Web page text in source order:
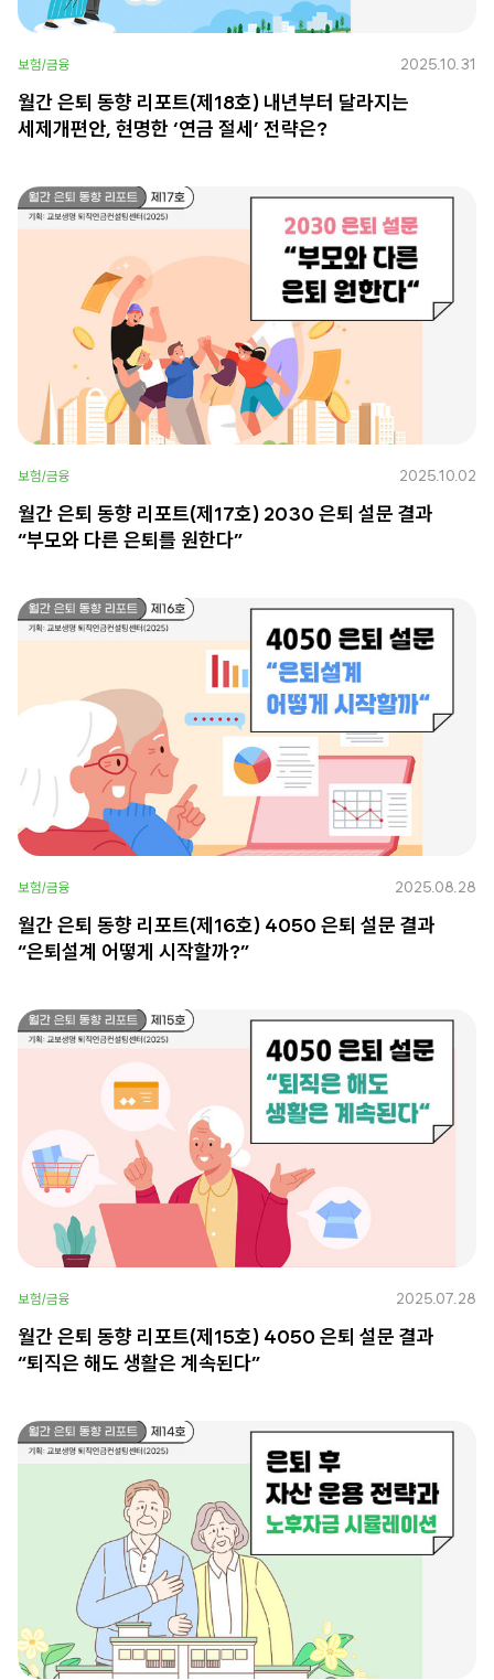
보험/금융 2025.10.31
월간 은퇴 동향 리포트(제18호) 내년부터 달라지는
세제개편안, 현명한 ‘연금 절세’ 전략은?
보험/금융 2025.10.02
월간 은퇴 동향 리포트(제17호) 2030 은퇴 설문 결과
“부모와 다른 은퇴를 원한다”
보험/금융 2025.08.28
월간 은퇴 동향 리포트(제16호) 4050 은퇴 설문 결과
“은퇴설계 어떻게 시작할까?”
보험/금융 2025.07.28
월간 은퇴 동향 리포트(제15호) 4050 은퇴 설문 결과
“퇴직은 해도 생활은 계속된다”